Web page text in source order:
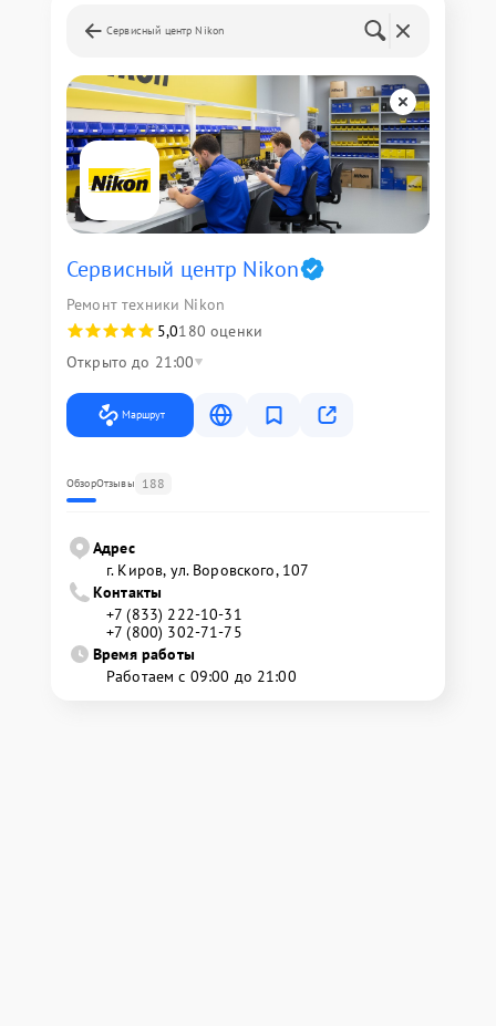
Сервисный центр Nikon
Сервисный центр Nikon
Ремонт техники Nikon
5,0180 оценки
Открыто до 21:00
Маршрут
ОбзорОтзывы 188
Адрес
г. Киров, ул. Воровского, 107
Контакты
+7 (833) 222-10-31
+7 (800) 302-71-75
Время работы
Работаем с 09:00 до 21:00